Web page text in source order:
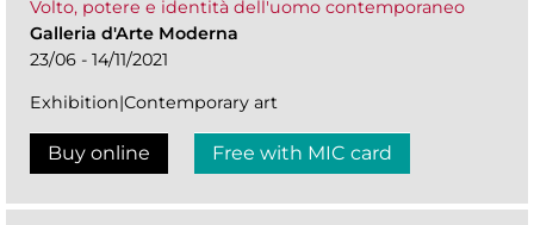
Volto, potere e identità dell'uomo contemporaneo
Galleria d'Arte Moderna
23/06 - 14/11/2021
Exhibition|Contemporary art
Buy online Free with MIC card